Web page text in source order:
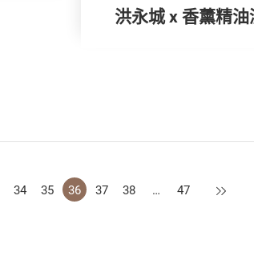
洪永城 x 香薰精
34 35 36 37 38 … 47 下一页